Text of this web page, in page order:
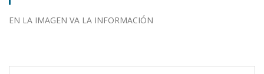
EN LA IMAGEN VA LA INFORMACIÓN